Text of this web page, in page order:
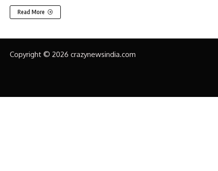
Read More
Copyright © 2026 crazynewsindia.com